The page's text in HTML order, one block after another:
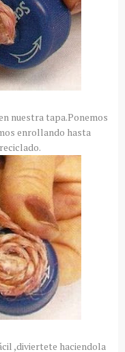
nuestra tapa.Ponemos
enrollando hasta
,diviertete haciendola